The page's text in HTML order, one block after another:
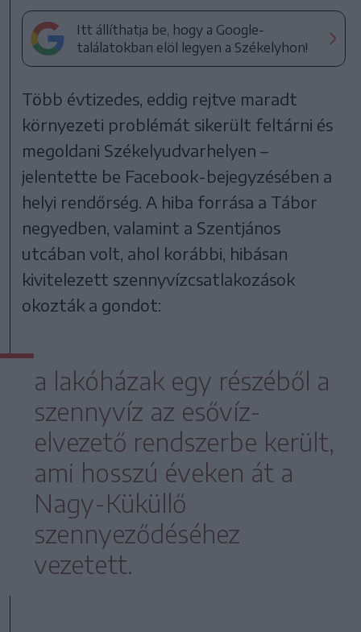
Itt állíthatja be, hogy a Google-
találatokban elöl legyen a Székelyhon!
Több évtizedes, eddig rejtve maradt
környezeti problémát sikerült feltárni és
megoldani Székelyudvarhelyen –
jelentette be Facebook-bejegyzésében a
helyi rendőrség. A hiba forrása a Tábor
negyedben, valamint a Szentjános
utcában volt, ahol korábbi, hibásan
kivitelezett szennyvízcsatlakozások
okozták a gondot:
a lakóházak egy részéből a
szennyvíz az esővíz-
elvezető rendszerbe került,
ami hosszú éveken át a
Nagy-Küküllő
szennyeződéséhez
vezetett.